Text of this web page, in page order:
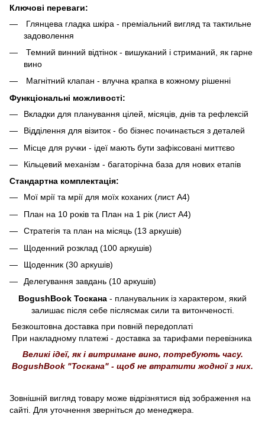
Ключові переваги:
Глянцева гладка шкіра - преміальний вигляд та тактильне
задоволення
Темний винний відтінок - вишуканий і стриманий, як гарне
вино
Магнітний клапан - влучна крапка в кожному рішенні
Функціональні можливості:
Вкладки для планування цілей, місяців, днів та рефлексій
Відділення для візиток - бо бізнес починається з деталей
Місце для ручки - ідеї мають бути зафіксовані миттєво
Кільцевий механізм - багаторічна база для нових етапів
Стандартна комплектація:
Мої мрії та мрії для моїх коханих (лист А4)
План на 10 років та План на 1 рік (лист А4)
Стратегія та план на місяць (13 аркушів)
Щоденний розклад (100 аркушів)
Щоденник (30 аркушів)
Делегування завдань (10 аркушів)
BogushBook Тоскана - планувальник із характером, який
залишає після себе післясмак сили та витонченості.
Безкоштовна доставка при повній передоплаті
При накладному платежі - доставка за тарифами перевізника
Великі ідеї, як і витримане вино, потребують часу.
BogushBook "Тоскана" - щоб не втратити жодної з них.
Зовнішній вигляд товару може відрізнятися від зображення на
сайті. Для уточнення зверніться до менеджера.